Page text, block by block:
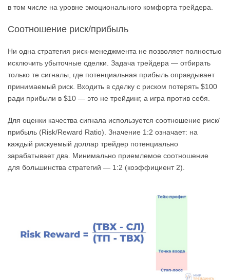
в том числе на уровне эмоционального комфорта трейдера.
Соотношение риск/прибыль
Ни одна стратегия риск-менеджмента не позволяет полностью
исключить убыточные сделки. Задача трейдера — отбирать
только те сигналы, где потенциальная прибыль оправдывает
принимаемый риск. Входить в сделку с риском потерять $100
ради прибыли в $10 — это не трейдинг, а игра против себя.
Для оценки качества сигнала используется соотношение риск/
прибыль (Risk/Reward Ratio). Значение 1:2 означает: на
каждый рискуемый доллар трейдер потенциально
зарабатывает два. Минимально приемлемое соотношение
для большинства стратегий — 1:2 (коэффициент 2).